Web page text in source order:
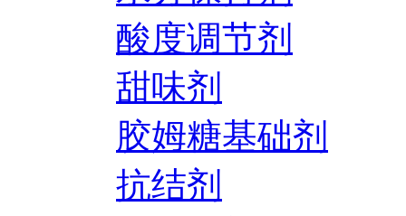
酸度调节剂
甜味剂
胶姆糖基础剂
抗结剂